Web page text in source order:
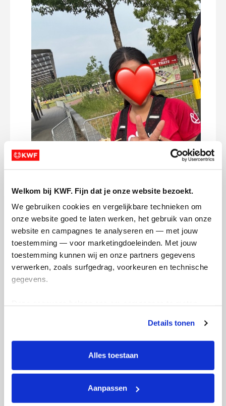
Welkom bij KWF. Fijn dat je onze website bezoekt.
We gebruiken cookies en vergelijkbare technieken om
onze website goed te laten werken, het gebruik van onze
website en campagnes te analyseren en — met jouw
toestemming — voor marketingdoeleinden. Met jouw
toestemming kunnen wij en onze partners gegevens
verwerken, zoals surfgedrag, voorkeuren en technische
gegevens.
tonen. Je kunt je toestemming op elk moment wijzigen of
intrekken via Cookie instellingen onderaan de pagina. De
lijst met cookies is te vinden in het tabblad “details”.
Details tonen
Alles toestaan
Aanpassen
Na een succesvolle 10km op de Utrechtse
HiPRO Run gaan wij weer een nieuwe
hardloop uitdaging aan! De halve
marathon van Amsterdam. Dit doen wij
om geld in te zamelen voor het KWF. Wij
gaan er weer wat moois van maken! Volg
Mijn activiteiten volgen